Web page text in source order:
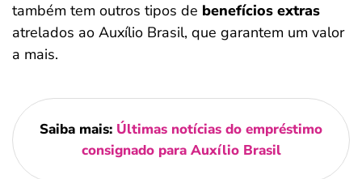
também tem outros tipos de benefícios extras
atrelados ao Auxílio Brasil, que garantem um valor
a mais.
Saiba mais: Últimas notícias do empréstimo
consignado para Auxílio Brasil